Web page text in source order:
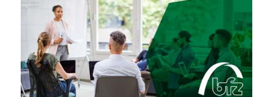
Jobportal
Presse und Medien
bbw e. V.